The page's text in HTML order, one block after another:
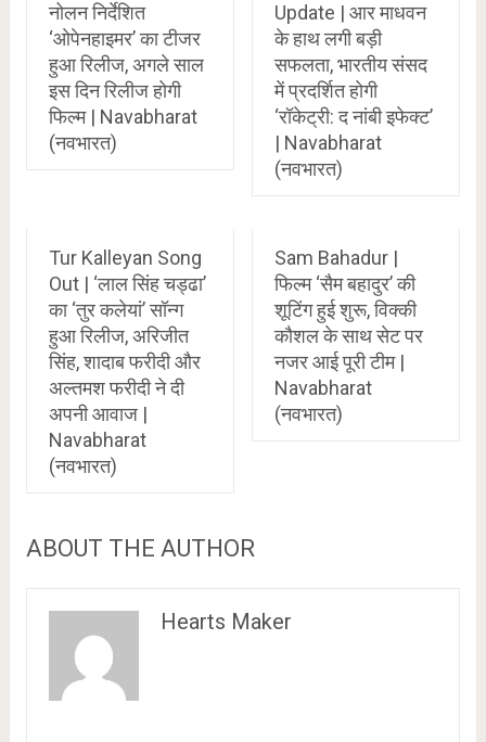
नोलन निर्देशित
‘ओपेनहाइमर’ का टीजर
हुआ रिलीज, अगले साल
इस दिन रिलीज होगी
फिल्म | Navabharat
(नवभारत)
Update | आर माधवन
के हाथ लगी बड़ी
सफलता, भारतीय संसद
में प्रदर्शित होगी
‘रॉकेट्री: द नांबी इफेक्ट’
| Navabharat
(नवभारत)
Tur Kalleyan Song
Out | ‘लाल सिंह चड्ढा’
का ‘तुर कलेयां’ सॉन्ग
हुआ रिलीज, अरिजीत
सिंह, शादाब फरीदी और
अल्तमश फरीदी ने दी
अपनी आवाज |
Navabharat
(नवभारत)
Sam Bahadur |
फिल्म ‘सैम बहादुर’ की
शूटिंग हुई शुरू, विक्की
कौशल के साथ सेट पर
नजर आई पूरी टीम |
Navabharat
(नवभारत)
ABOUT THE AUTHOR
Hearts Maker